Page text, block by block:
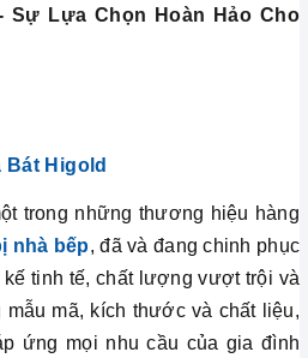
Sự Lựa Chọn Hoàn Hảo Cho
Bát Higold
trong những thương hiệu hàng
nhà bếp, đã và đang chinh phục
tinh tế, chất lượng vượt trội và
mã, kích thước và chất liệu,
ứng mọi nhu cầu của gia đình